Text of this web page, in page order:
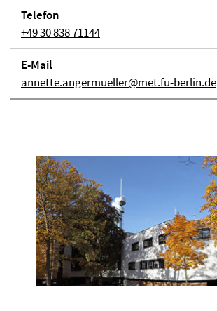
Telefon
+49 30 838 71144
E-Mail
annette.angermueller@met.fu-berlin.de